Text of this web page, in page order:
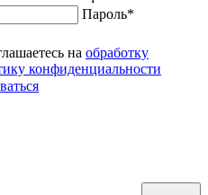
Пароль*
на обработку
конфиденциальности